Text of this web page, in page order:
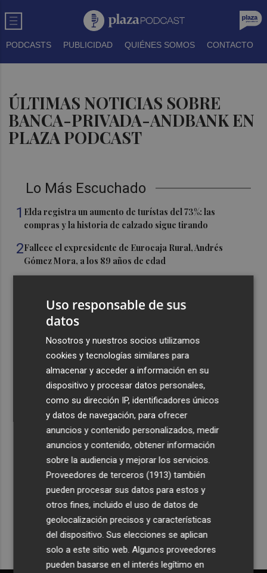
PODCASTS PUBLICIDAD QUIÉNES SOMOS CONTACTO
ÚLTIMAS NOTICIAS SOBRE
BANCA-PRIVADA-ANDBANK EN
PLAZA PODCAST
Lo Más Escuchado
1 Elda registra un aumento de turístas del 73%: las
compras y la historia de calzado sigue tirando
2Fallece el expresidente de Eurocaja Rural, Andrés
Gómez Mora, a los 89 años de edad
curso 2026-2027
construir la planta de fabricación de chips Terafab
El Villarreal realiza su tradicional ofrenda a la Mare de
Déu de Gràcia y Sant Pasqual Baylón
Recibe toda la actualidad de
Plaza Podcast en tu correo
Quiero suscribirme
Uso responsable de sus
datos
Nosotros y nuestros socios utilizamos
cookies y tecnologías similares para
almacenar y acceder a información en su
dispositivo y procesar datos personales,
como su dirección IP, identificadores únicos
y datos de navegación, para ofrecer
anuncios y contenido personalizados, medir
anuncios y contenido, obtener información
sobre la audiencia y mejorar los servicios.
Proveedores de terceros (1913) también
pueden procesar sus datos para estos y
otros fines, incluido el uso de datos de
geolocalización precisos y características
del dispositivo. Sus elecciones se aplican
solo a este sitio web. Algunos proveedores
pueden basarse en el interés legítimo en